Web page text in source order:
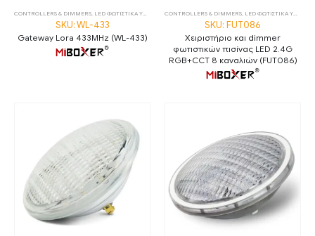
CONTROLLERS & DIMMERS, LED ΦΩΤΙΣΤΙΚΑ ΥΠΟΒΡΥΧΙΑ ,RECEIVERS,LED STRIP CONTROL,LUMINAIRES
SKU: WL-433
Gateway Lora 433MHz (WL-433)
CONTROLLERS & DIMMERS, LED ΦΩΤΙΣΤΙΚΑ ΥΠΟΒΡΥΧΙΑ
SKU: FUT086
Χειριστήριο και dimmer
φωτιστικών πισίνας LED 2.4G
RGB+CCT 8 καναλιών (FUT086)